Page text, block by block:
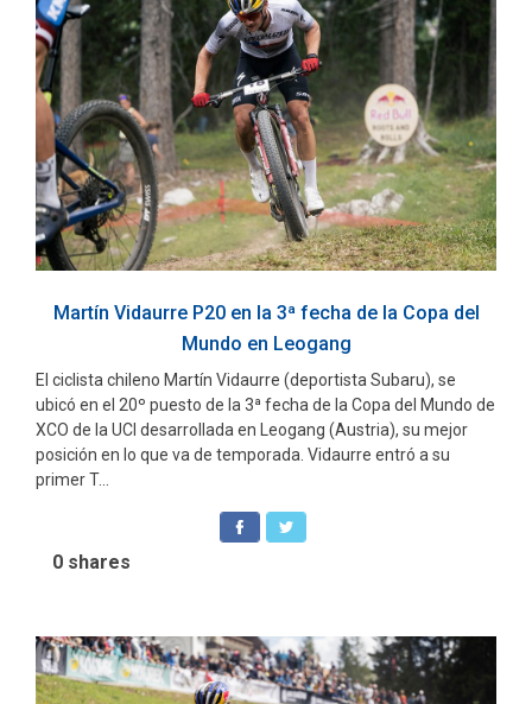
Martín Vidaurre P20 en la 3ª fecha de la Copa del
Mundo en Leogang
El ciclista chileno Martín Vidaurre (deportista Subaru), se
ubicó en el 20º puesto de la 3ª fecha de la Copa del Mundo de
XCO de la UCI desarrollada en Leogang (Austria), su mejor
posición en lo que va de temporada. Vidaurre entró a su
primer T...
0 shares